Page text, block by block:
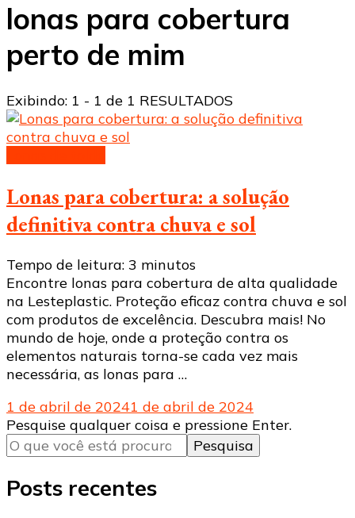
lonas para cobertura
perto de mim
Exibindo: 1 - 1 de 1 RESULTADOS
Lonas para cobertura: a solução
definitiva contra chuva e sol
Tempo de leitura: 3 minutos
Encontre lonas para cobertura de alta qualidade
na Lesteplastic. Proteção eficaz contra chuva e sol
com produtos de excelência. Descubra mais! No
mundo de hoje, onde a proteção contra os
elementos naturais torna-se cada vez mais
necessária, as lonas para …
1 de abril de 20241 de abril de 2024
Procurando
algo?
Pesquise qualquer coisa e pressione Enter.
Posts recentes